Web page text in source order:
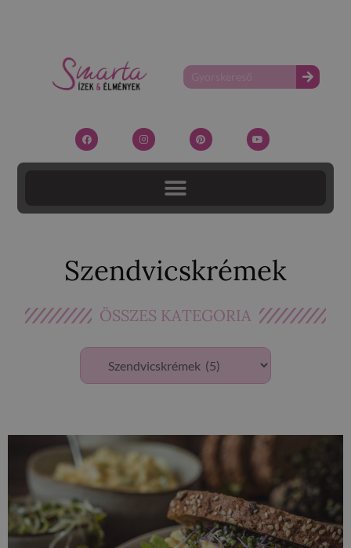
Szendvicskrémek
ÖSSZES KATEGORIA